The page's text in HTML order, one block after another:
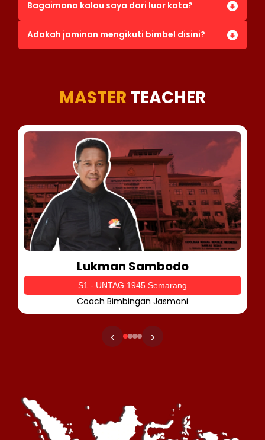
Bagaimana kalau saya dari luar kota?
Adakah jaminan mengikuti bimbel disini?
MASTER TEACHER
Lukman Sambodo
S1 - UNTAG 1945 Semarang
Coach Bimbingan Jasmani
‹ ›